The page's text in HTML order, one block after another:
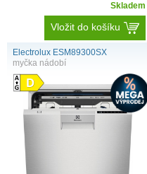
Skladem
Vložit do košíku
Electrolux ESM89300SX
myčka nádobí